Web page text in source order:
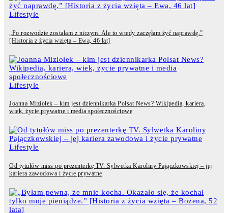
Lifestyle
„Po rozwodzie zostałam z niczym. Ale to wtedy zaczęłam żyć naprawdę.”
[Historia z życia wzięta – Ewa, 46 lat]
Lifestyle
Joanna Miziołek – kim jest dziennikarka Polsat News? Wikipedia, kariera,
wiek, życie prywatne i media społecznościowe
Lifestyle
Od tytułów miss po prezenterkę TV. Sylwetka Karoliny Pajączkowskiej – jej
kariera zawodowa i życie prywatne